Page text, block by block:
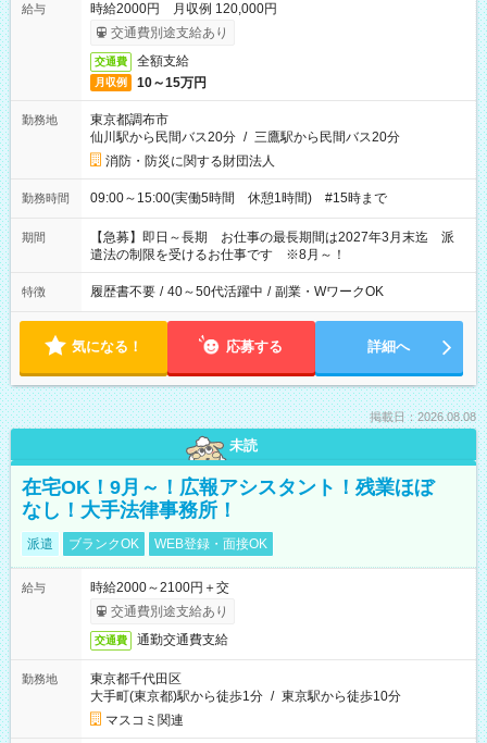
給与
時給2000円 月収例 120,000円
交通費別途支給あり
交通費 全額支給
月収例 10～15万円
勤務地
東京都調布市
仙川駅から民間バス20分 / 三鷹駅から民間バス20分
消防・防災に関する財団法人
勤務時間 09:00～15:00(実働5時間 休憩1時間) #15時まで
期間
【急募】即日～長期 お仕事の最長期間は2027年3月末迄 派
遣法の制限を受けるお仕事です ※8月～！
特徴 履歴書不要 / 40～50代活躍中 / 副業・WワークOK
気になる！ 応募する 詳細へ
掲載日：2026.08.08
未読
在宅OK！9月～！広報アシスタント！残業ほぼ
なし！大手法律事務所！
派遣 ブランクOK WEB登録・面接OK
給与
時給2000～2100円＋交
交通費別途支給あり
交通費 通勤交通費支給
勤務地
東京都千代田区
大手町(東京都)駅から徒歩1分 / 東京駅から徒歩10分
マスコミ関連